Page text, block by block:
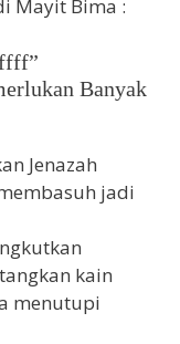
Mayit Bima :
Banyak
Jenazah
jadi
kain
menutupi